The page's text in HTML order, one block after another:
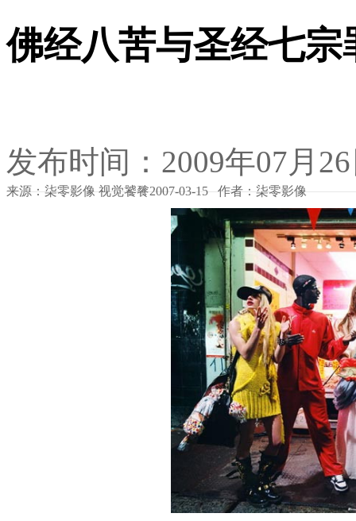
佛经八苦与圣经七宗
发布时间：2009年07月
来源：柒零影像 视觉饕餮2007-03-15 作者：柒零影像